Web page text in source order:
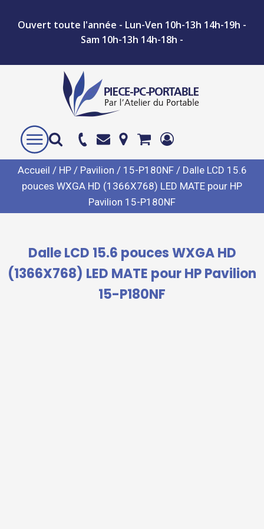
Ouvert toute l'année - Lun-Ven 10h-13h 14h-19h -
Sam 10h-13h 14h-18h -
Accueil / HP/ Pavilion / 15-P180NF/ Dalle LCD 15.6
pouces WXGA HD (1366X768) LED MATE pour HP
Pavilion 15-P180NF
Dalle LCD 15.6 pouces WXGA HD
(1366X768) LED MATE pour HP Pavilion
15-P180NF